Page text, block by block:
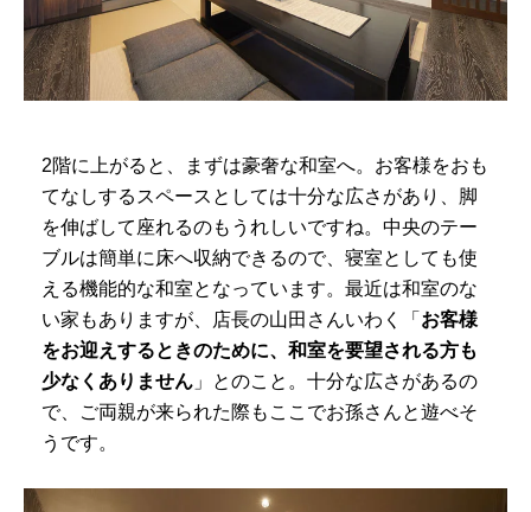
2階に上がると、まずは豪奢な和室へ。お客様をおも
てなしするスペースとしては十分な広さがあり、脚
を伸ばして座れるのもうれしいですね。中央のテー
ブルは簡単に床へ収納できるので、寝室としても使
える機能的な和室となっています。最近は和室のな
い家もありますが、店長の山田さんいわく「 お客様
をお迎えするときのために、和室を要望される方も
少なくありません 」とのこと。十分な広さがあるの
で、ご両親が来られた際もここでお孫さんと遊べそ
うです。